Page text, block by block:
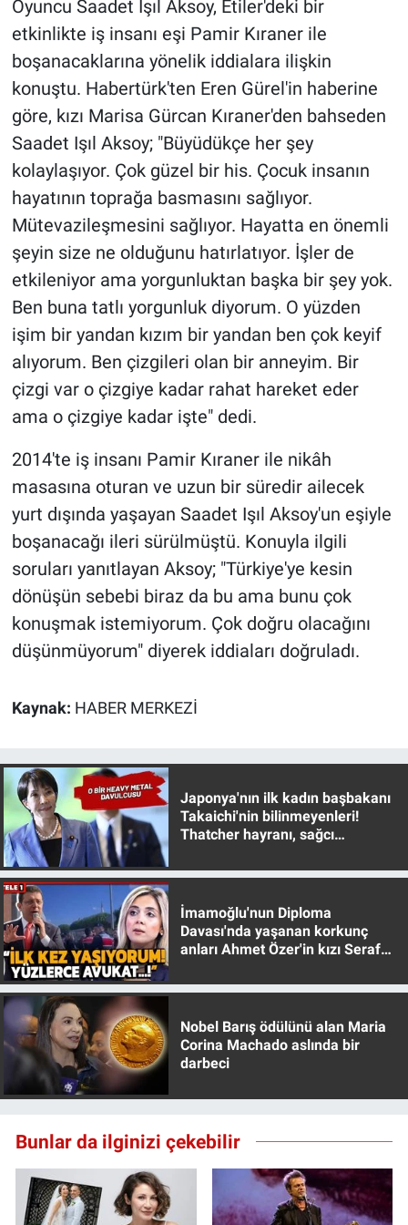
Oyuncu Saadet Işıl Aksoy, Etiler'deki bir
etkinlikte iş insanı eşi Pamir Kıraner ile
boşanacaklarına yönelik iddialara ilişkin
konuştu. Habertürk'ten Eren Gürel'in haberine
göre, kızı Marisa Gürcan Kıraner'den bahseden
Saadet Işıl Aksoy; "Büyüdükçe her şey
kolaylaşıyor. Çok güzel bir his. Çocuk insanın
hayatının toprağa basmasını sağlıyor.
Mütevazileşmesini sağlıyor. Hayatta en önemli
şeyin size ne olduğunu hatırlatıyor. İşler de
etkileniyor ama yorgunluktan başka bir şey yok.
Ben buna tatlı yorgunluk diyorum. O yüzden
işim bir yandan kızım bir yandan ben çok keyif
alıyorum. Ben çizgileri olan bir anneyim. Bir
çizgi var o çizgiye kadar rahat hareket eder
ama o çizgiye kadar işte" dedi.
2014'te iş insanı Pamir Kıraner ile nikâh
masasına oturan ve uzun bir süredir ailecek
yurt dışında yaşayan Saadet Işıl Aksoy'un eşiyle
boşanacağı ileri sürülmüştü. Konuyla ilgili
soruları yanıtlayan Aksoy; "Türkiye'ye kesin
dönüşün sebebi biraz da bu ama bunu çok
konuşmak istemiyorum. Çok doğru olacağını
düşünmüyorum" diyerek iddiaları doğruladı.
Kaynak: HABER MERKEZİ
Japonya'nın ilk kadın başbakanı
Takaichi'nin bilinmeyenleri!
Thatcher hayranı, sağcı
İmamoğlu'nun Diploma
Davası'nda yaşanan korkunç
anları Ahmet Özer'in kızı Seraf
Nobel Barış ödülünü alan Maria
Corina Machado aslında bir
darbeci
Bunlar da ilginizi çekebilir
Gündem Özel
Günün görüntüsü
Haber
İlan
Kimdir
Koronavirüs
Kültür Sanat
Ne demişti
Nedir
Popüler
Programlar
Sağlık
Spor
Teknoloji
Yerel Gündem
Yerel Yaşam
Canlı Yayın